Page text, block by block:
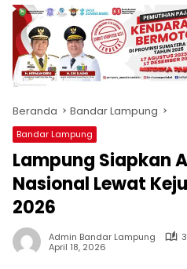
produk
antara
lain
mampu
menjadi
komunikasi
usaha
(beriklan),
fokus
pada
pemberitaan
nasional
maupun
international,
Beranda Bandar Lampung
Bandar Lampung
Lampung Siapkan
Nasional Lewat
2026
Admin Bandar Lampung
April 18, 2026